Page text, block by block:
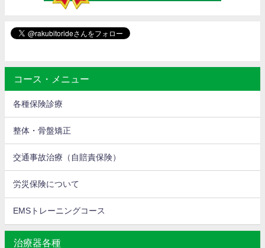
コース・メニュー
各種保険診療
整体・骨盤矯正
交通事故治療（自賠責保険）
労災保険について
EMSトレーニングコース
治療器各種